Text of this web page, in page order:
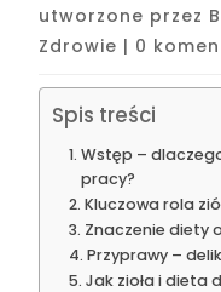
utworzone przez
Zdrowie | 0
Spis treści
Wstęp –
pracy?
Kluczowa rola
Znaczenie diety
Przyprawy –
Jak zioła i dieta